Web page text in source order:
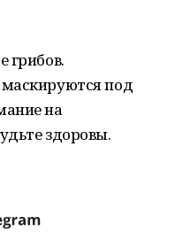
грибов.
под
на
здоровы.